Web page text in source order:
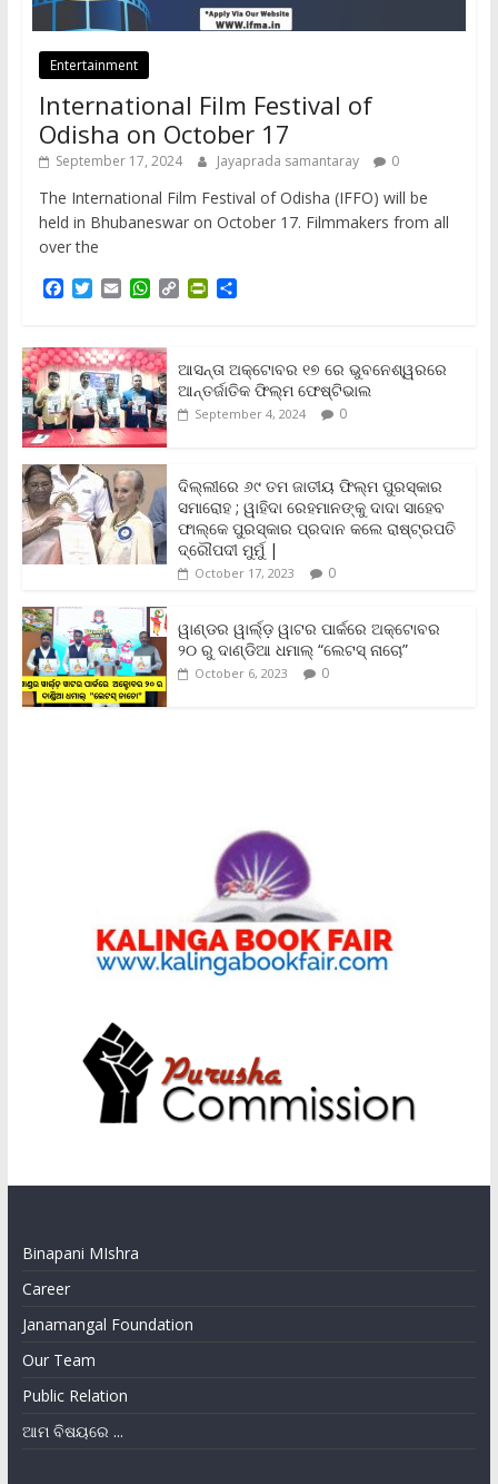
Entertainment
International Film Festival of
Odisha on October 17
September 17, 2024 Jayaprada samantaray 0
The International Film Festival of Odisha (IFFO) will be
held in Bhubaneswar on October 17. Filmmakers from all
over the
F
e
b
o
o
k
T
t
t
e
r
E
i
l
W
t
s
A
p
p
C
L
i
n
k
P
t
F
r
i
d
l
y
S
e
ଆସନ୍ତା ଅକ୍ଟୋବର ୧୭ ରେ ଭୁବନେଶ୍ୱରରେ
ଆନ୍ତର୍ଜାତିକ ଫିଲ୍ମ ଫେଷ୍ଟିଭାଲ
September 4, 2024 0
ଦିଲ୍ଲୀରେ ୬୯ ତମ ଜାତୀୟ ଫିଲ୍ମ ପୁରସ୍କାର
ସମାରୋହ ; ୱାହିଦା ରେହମାନଙ୍କୁ ଦାଦା ସାହେବ
ଫାଲ୍‌କେ ପୁରସ୍କାର ପ୍ରଦାନ କଲେ ରାଷ୍ଟ୍ରପତି
ଦ୍ରୌପଦୀ ମୁର୍ମୁ |
October 17, 2023 0
ୱାଣ୍ଡର ୱାର୍ଲ୍‌ଡ଼ ୱାଟର ପାର୍କରେ ଅକ୍ଟୋବର
୨୦ ରୁ ଦାଣ୍ଡିଆ ଧମାଲ୍ “ଲେଟସ୍ ନାଚୋ”
October 6, 2023 0
Binapani MIshra
Career
Janamangal Foundation
Our Team
Public Relation
ଆମ ବିଷୟରେ ...